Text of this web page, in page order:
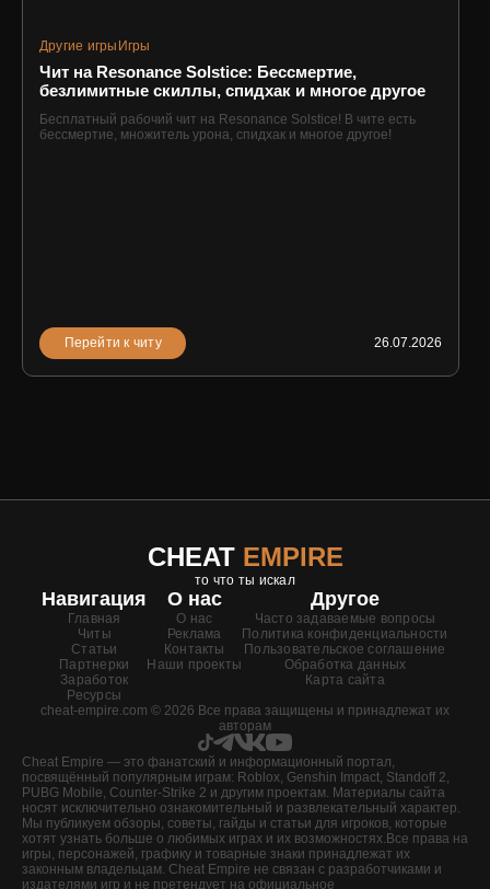
Другие игры Игры
Чит на Resonance Solstice: Бессмертие,
безлимитные скиллы, спидхак и многое другое
Бесплатный рабочий чит на Resonance Solstice! В чите есть
бессмертие, множитель урона, спидхак и многое другое!
Перейти к читу 26.07.2026
CHEAT EMPIRE
то что ты искал
Навигация
Главная
Читы
Статьи
Партнерки
Заработок
Ресурсы
О нас
О нас
Реклама
Контакты
Наши проекты
Другое
Часто задаваемые вопросы
Политика конфиденциальности
Пользовательское соглашение
Обработка данных
Карта сайта
cheat-empire.com © 2026 Все права защищены и принадлежат их
авторам
Cheat Empire — это фанатский и информационный портал,
посвящённый популярным играм: Roblox, Genshin Impact, Standoff 2,
PUBG Mobile, Counter-Strike 2 и другим проектам. Материалы сайта
носят исключительно ознакомительный и развлекательный характер.
Мы публикуем обзоры, советы, гайды и статьи для игроков, которые
хотят узнать больше о любимых играх и их возможностях.Все права на
игры, персонажей, графику и товарные знаки принадлежат их
законным владельцам. Cheat Empire не связан с разработчиками и
издателями игр и не претендует на официальное